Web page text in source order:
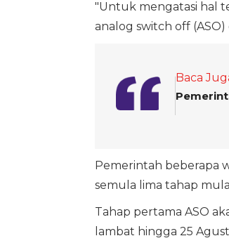
"Untuk mengatasi hal
analog switch off (ASO)
Baca
Pemerintah beberapa
semula lima tahap
Tahap pertama ASO
lambat hingga 25